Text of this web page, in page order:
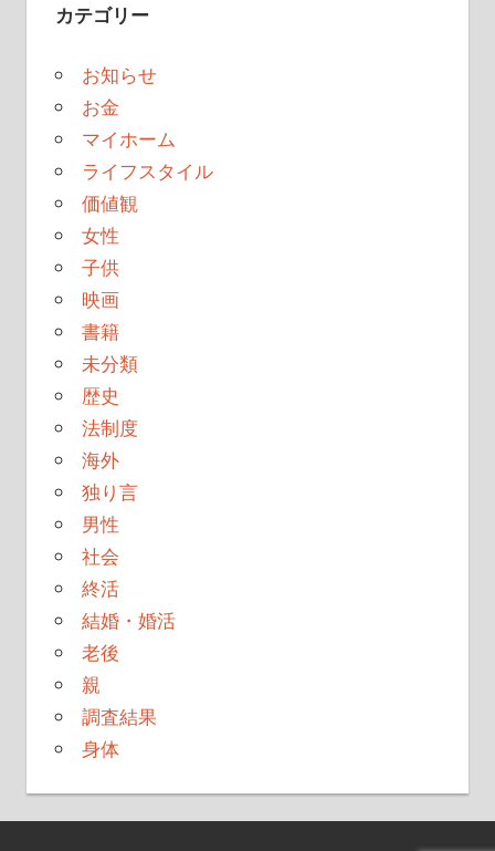
カテゴリー
お知らせ
お金
マイホーム
ライフスタイル
価値観
女性
子供
映画
書籍
未分類
歴史
法制度
海外
独り言
男性
社会
終活
結婚・婚活
老後
親
調査結果
身体